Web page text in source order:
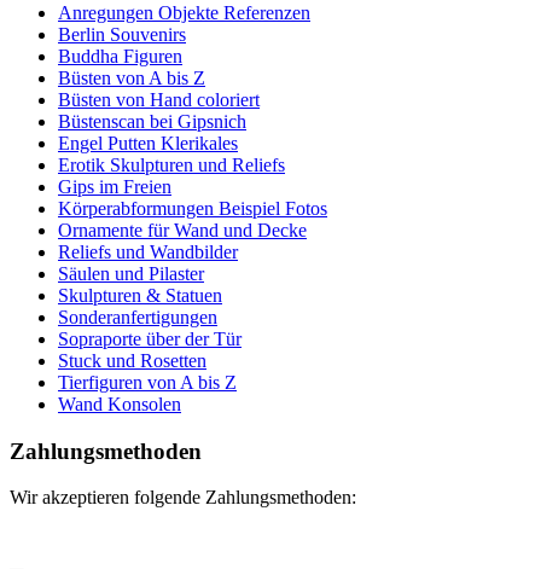
Anregungen Objekte Referenzen
Berlin Souvenirs
Buddha Figuren
Büsten von A bis Z
Büsten von Hand coloriert
Büstenscan bei Gipsnich
Engel Putten Klerikales
Erotik Skulpturen und Reliefs
Gips im Freien
Körperabformungen Beispiel Fotos
Ornamente für Wand und Decke
Reliefs und Wandbilder
Säulen und Pilaster
Skulpturen & Statuen
Sonderanfertigungen
Sopraporte über der Tür
Stuck und Rosetten
Tierfiguren von A bis Z
Wand Konsolen
Zahlungsmethoden
Wir akzeptieren folgende Zahlungsmethoden: